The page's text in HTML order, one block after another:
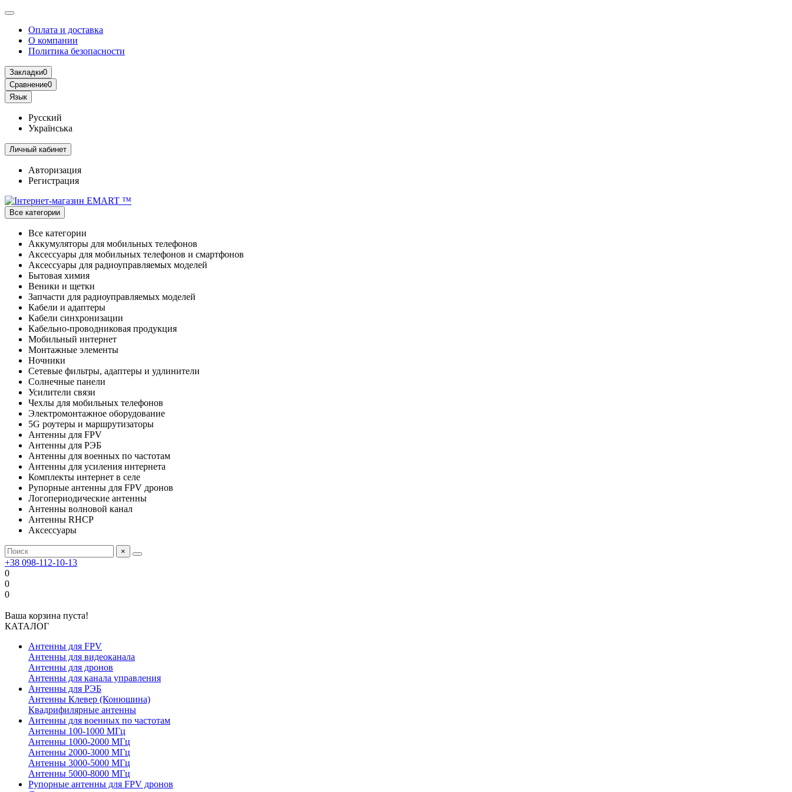
Оплата и доставка
О компании
Политика безопасности
Закладки0
Сравнение0
Язык
Русский
Українська
Личный кабинет
Авторизация
Регистрация
Все категории
Все категории
Аккумуляторы для мобильных телефонов
Аксессуары для мобильных телефонов и смартфонов
Аксессуары для радиоуправляемых моделей
Бытовая химия
Веники и щетки
Запчасти для радиоуправляемых моделей
Кабели и адаптеры
Кабели синхронизации
Кабельно-проводниковая продукция
Мобильный интернет
Монтажные элементы
Ночники
Сетевые фильтры, адаптеры и удлинители
Солнечные панели
Усилители связи
Чехлы для мобильных телефонов
Электромонтажное оборудование
5G роутеры и маршрутизаторы
Антенны для FPV
Антенны для РЭБ
Антенны для военных по частотам
Антенны для усиления интернета
Комплекты интернет в селе
Рупорные антенны для FPV дронов
Логопериодические антенны
Антенны волновой канал
Антенны RHCP
Аксессуары
×
+38 098-112-10-13
0
0
0
Ваша корзина пуста!
КАТАЛОГ
Антенны для FPV
Антенны для видеоканала
Антенны для дронов
Антенны для канала управления
Антенны для РЭБ
Антенны Клевер (Конюшина)
Квадрифилярные антенны
Антенны для военных по частотам
Антенны 100-1000 МГц
Антенны 1000-2000 МГц
Антенны 2000-3000 МГц
Антенны 3000-5000 МГц
Антенны 5000-8000 МГц
Рупорные антенны для FPV дронов